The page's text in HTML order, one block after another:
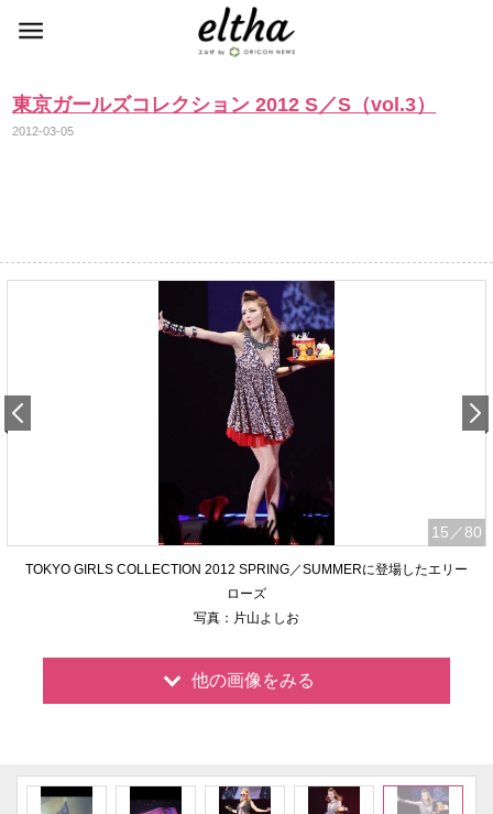
東京ガールズコレクション 2012 S／S（vol.3）
2012-03-05
15 ／80
TOKYO GIRLS COLLECTION 2012 SPRING／SUMMERに登場したエリー
ローズ
写真：片山よしお
他の画像をみる